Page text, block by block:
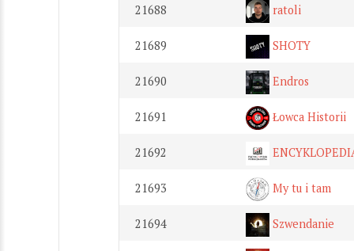
21688 ratoli
21689 SHOTY
21690 Endros
21691 Łowca Historii
21692
21693 My tu i tam
21694 Szwendanie